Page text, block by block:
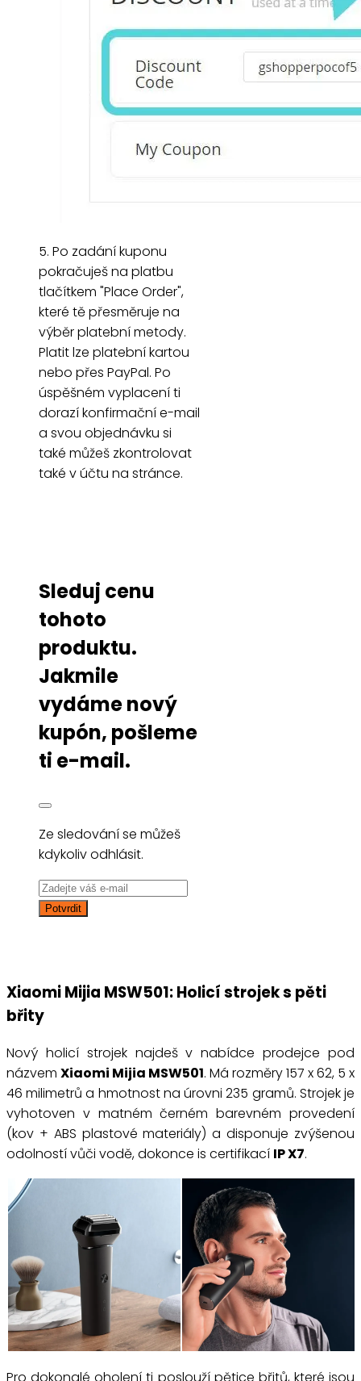
5. Po zadání kuponu
pokračuješ na platbu
tlačítkem "Place Order",
které tě přesměruje na
výběr platební metody.
Platit lze platební kartou
nebo přes PayPal. Po
úspěšném vyplacení ti
dorazí konfirmační e-mail
a svou objednávku si
také můžeš zkontrolovat
také v účtu na stránce.
Sleduj cenu
tohoto
produktu.
Jakmile
vydáme nový
kupón, pošleme
ti e-mail.
Ze sledování se můžeš
kdykoliv odhlásit.
Xiaomi Mijia MSW501: Holicí strojek s pěti
břity
Nový holicí strojek najdeš v nabídce prodejce pod
názvem Xiaomi Mijia MSW501. Má rozměry 157 x 62, 5 x
46 milimetrů a hmotnost na úrovni 235 gramů. Strojek je
vyhotoven v matném černém barevném provedení
(kov + ABS plastové materiály) a disponuje zvýšenou
odolností vůči vodě, dokonce is certifikací IP X7.